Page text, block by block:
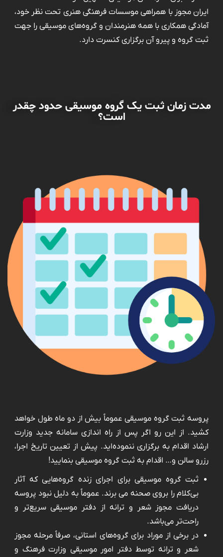
ایران مجوز با همراهی موسسات فرهنگی هنری تحت نظر خود،
آمادگی همکاری با همه هنرمندان و گروه‌های موسیقی را جهت
ثبت گروه و پیرو آن برگزاری کنسرت دارد.
مدت زمان ثبت یک گروه موسیقی حدود چقدر
است؟
پروسه‌ ثبت گروه موسیقی عموماً بیش از دو ماه طول خواهد
کشید. از این رو اگر پس از راه اندازی سامانه جدید وزارت
ارشاد اقدام به برگزاری ننموده‌اید. پیش از تعیین تاریخ اجرا،
رزرو سالن و… اقدام به ثبت گروه موسیقی بنمایید!
ثبت گروه موسیقی برای اجرای زنده گروه‌هایی که آثار
بی‌کلام را بروی صحنه ‌می برند. عموماً به دلیل نبود پروسه
دریافت مجوز شعر و ترانه از دفتر موسیقی سریع‌تر و
راحت‌تر می‌باشد.
در برخی از موراد برای گروه‌های استانی، صرفاً مرحله مجوز
شعر و ترانه توسط دفتر امور موسیقی وزارت فرهنگ و